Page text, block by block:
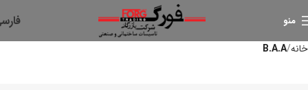
منو
خانه B.A.A